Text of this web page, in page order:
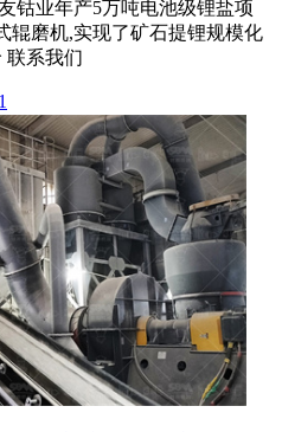
钴业年产5万吨电池级锂盐项
辊磨机,实现了矿石提锂规模化
联系我们